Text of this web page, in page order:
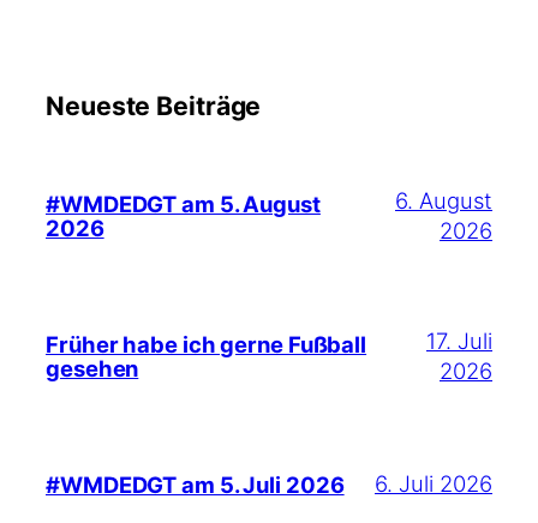
Neueste Beiträge
#WMDEDGT am 5. August
2026
6. August
2026
Früher habe ich gerne Fußball
gesehen
17. Juli
2026
#WMDEDGT am 5. Juli 2026 6. Juli 2026